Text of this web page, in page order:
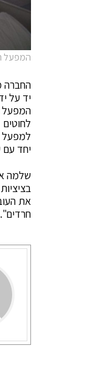
המפעל
יד על
המפעל
למפעל
יחד עם
שלמה
את
חרדים".